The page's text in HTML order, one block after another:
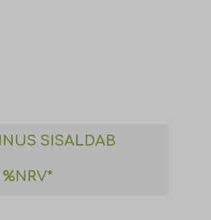
SISALDAB